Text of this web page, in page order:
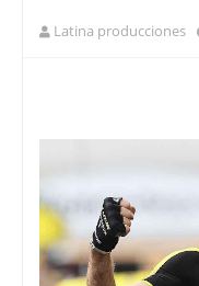
Latina producciones